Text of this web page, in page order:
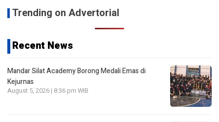
Trending on Advertorial
Recent News
Mandar Silat Academy Borong Medali Emas di
Kejurnas
August 5, 2026 | 8:36 pm WIB